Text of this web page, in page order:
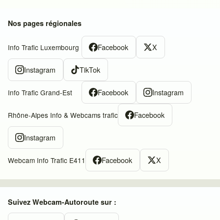
Nos pages régionales
Info Trafic Luxembourg Facebook X
Instagram TikTok
Info Trafic Grand-Est Facebook Instagram
Rhône-Alpes Info & Webcams trafic Facebook
Instagram
Webcam Info Trafic E411 Facebook X
Suivez Webcam-Autoroute sur :